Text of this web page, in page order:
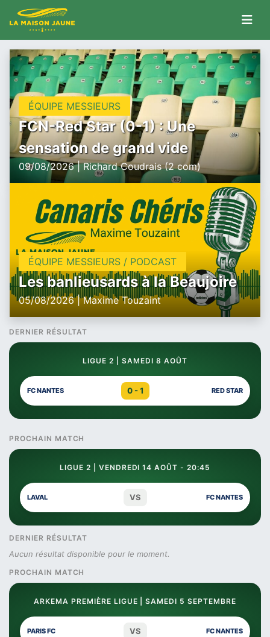
ÉQUIPE MESSIEURS
FCN-Red Star (0-1) : Une
sensation de grand vide
09/08/2026 | Richard Coudrais (2 com)
ÉQUIPE MESSIEURS / PODCAST
Les banlieusards à la Beaujoire
05/08/2026 | Maxime Touzaint
DERNIER RÉSULTAT
LIGUE 2 | SAMEDI 8 AOÛT
FC NANTES 0 - 1 RED STAR
PROCHAIN MATCH
LIGUE 2 | VENDREDI 14 AOÛT - 20:45
LAVAL VS FC NANTES
DERNIER RÉSULTAT
Aucun résultat disponible pour le moment.
PROCHAIN MATCH
ARKEMA PREMIÈRE LIGUE | SAMEDI 5 SEPTEMBRE
PARIS FC VS FC NANTES